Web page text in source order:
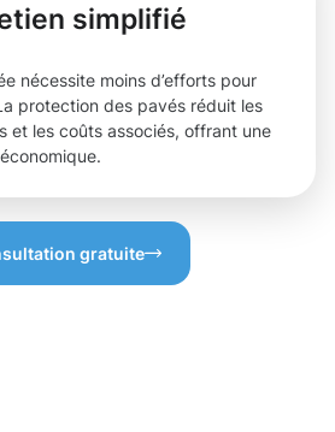
simplifié
nécessite moins d’efforts pour
protection des pavés réduit les
et les coûts associés, offrant une
gratuite